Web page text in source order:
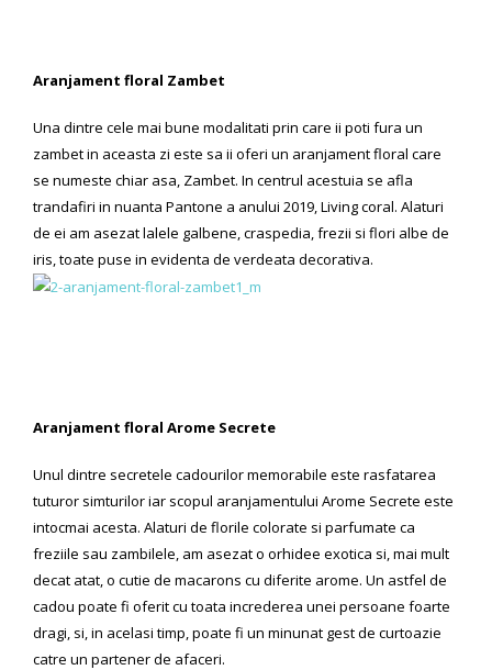
Aranjament floral Zambet
Una dintre cele mai bune modalitati prin care ii poti fura un
zambet in aceasta zi este sa ii oferi un aranjament floral care
se numeste chiar asa, Zambet. In centrul acestuia se afla
trandafiri in nuanta Pantone a anului 2019, Living coral. Alaturi
de ei am asezat lalele galbene, craspedia, frezii si flori albe de
iris, toate puse in evidenta de verdeata decorativa.
Aranjament floral Arome Secrete
Unul dintre secretele cadourilor memorabile este rasfatarea
tuturor simturilor iar scopul aranjamentului Arome Secrete este
intocmai acesta. Alaturi de florile colorate si parfumate ca
freziile sau zambilele, am asezat o orhidee exotica si, mai mult
decat atat, o cutie de macarons cu diferite arome. Un astfel de
cadou poate fi oferit cu toata increderea unei persoane foarte
dragi, si, in acelasi timp, poate fi un minunat gest de curtoazie
catre un partener de afaceri.